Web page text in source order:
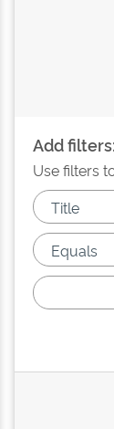
Add filters:
Use filters